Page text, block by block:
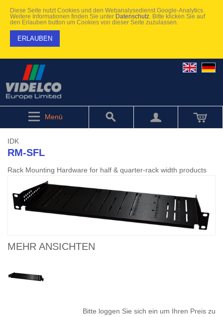
Diese Seite nutzt Cookies und den Webanalysedienst Google-Analytics.
Weitere Informationen finden Sie unter Datenschutz . Bitte klicken Sie auf
den Erlauben button um Cookies von dieser Seite zuzulassen.
ERLAUBEN
Menü
IDK
RM-SFL
Rack Mounting Hardware for half & quarter-rack width products
MEHR ANSICHTEN
Bitte loggen Sie sich ein um Ihren Preis zu